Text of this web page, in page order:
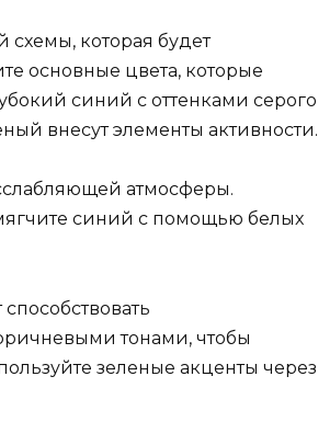
схемы, которая будет
основные цвета, которые
синий с оттенками серого
внесут элементы активности.
атмосферы.
синий с помощью белых
тонами, чтобы
зеленые акценты через